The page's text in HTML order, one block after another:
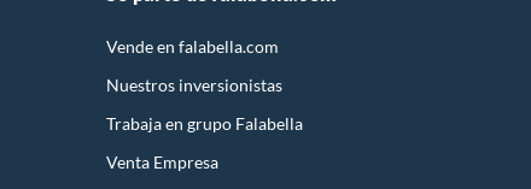
Vende en falabella.com
Nuestros inversionistas
Trabaja en grupo Falabella
Venta Empresa